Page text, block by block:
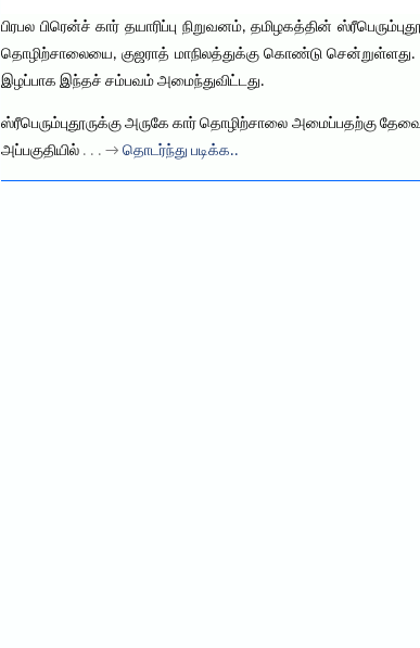
பிரபல பிரென்ச் கார் தயாரிப்பு நிறுவனம், தமிழகத்தின்
தொழிற்சாலையை, குஜராத் மாநிலத்துக்கு கொண்டு சென்றுள்ளது.
இழப்பாக இந்தச் சம்பவம் அமைந்துவிட்டது.
ஸ்ரீபெரும்புதூருக்கு அருகே கார் தொழிற்சாலை அமைப்பதற்கு
அப்பகுதியில் . . . → தொடர்ந்து படிக்க..